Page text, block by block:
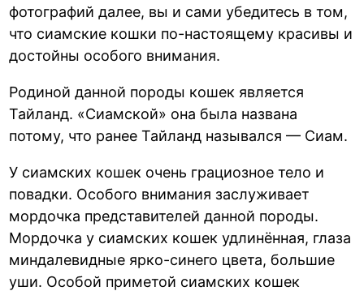
фотографий далее, вы и сами убедитесь в том,
что сиамские кошки по-настоящему красивы и
достойны особого внимания.
Родиной данной породы кошек является
Тайланд. «Сиамской» она была названа
потому, что ранее Тайланд назывался — Сиам.
У сиамских кошек очень грациозное тело и
повадки. Особого внимания заслуживает
мордочка представителей данной породы.
Мордочка у сиамских кошек удлинённая, глаза
миндалевидные ярко-синего цвета, большие
уши. Особой приметой сиамских кошек